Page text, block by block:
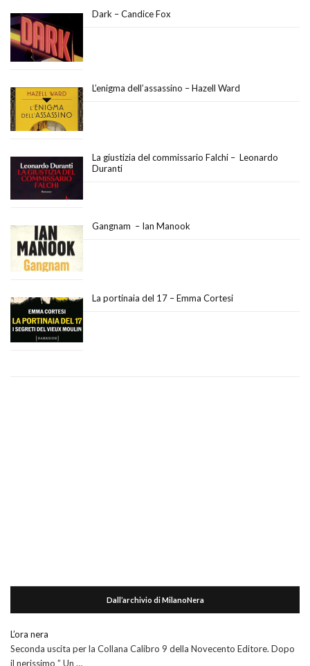
Dark – Candice Fox
L’enigma dell’assassino – Hazell Ward
La giustizia del commissario Falchi – Leonardo
Duranti
Gangnam – Ian Manook
La portinaia del 17 – Emma Cortesi
Dall’archivio di MilanoNera
L’ora nera
Seconda uscita per la Collana Calibro 9 della Novecento Editore. Dopo
il nerissimo ” Un …